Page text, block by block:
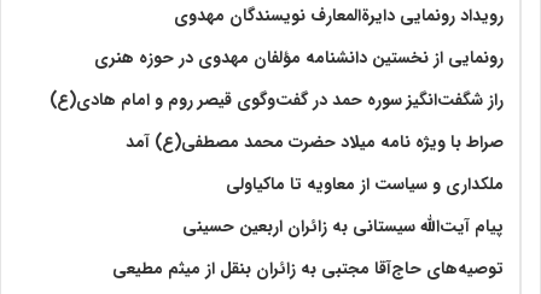
رویداد رونمایی دایرةالمعارف نویسندگان مهدوی
رونمایی از نخستین دانشنامه مؤلفان مهدوی در حوزه هنری
راز شگفت‌انگیز سوره حمد در گفت‌وگوی قیصر روم و امام هادی(ع)
صراط با ویژه نامه میلاد حضرت محمد مصطفی(ع) آمد
ملکداری و سیاست از معاویه تا ماکیاولی
پیام آیت‌الله سیستانی به زائران اربعین حسینی
توصیه‌های حاج‌آقا مجتبی به زائران بنقل از میثم مطیعی